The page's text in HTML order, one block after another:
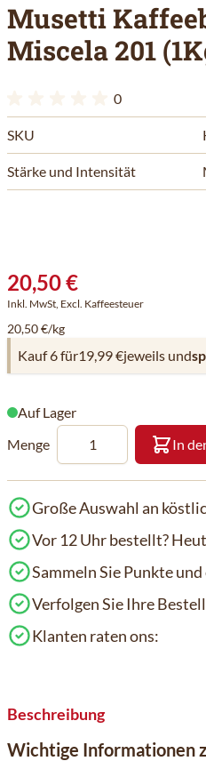
Musetti
Miscela 201
0
SKU
Stärke und Intensität
20,50 €
Inkl. MwSt, Excl. Kaffeesteuer
20,50 €/kg
Kauf 6 für19,99 €jeweils und
Auf Lager
Menge
In
Große Auswahl an
Vor 12 Uhr bestellt?
Sammeln Sie Punkte
Verfolgen Sie Ihre
Klanten raten ons:
Beschreibung
Wichtige Informationen